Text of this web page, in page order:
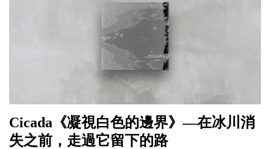
Cicada《凝視白色的邊界》—在冰川消
失之前，走過它留下的路